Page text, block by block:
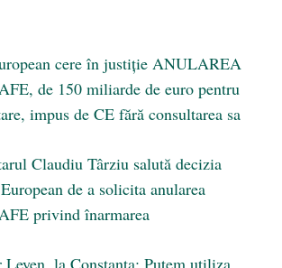
cere în justiție ANULAREA
de 150 miliarde de euro pentru
impus de CE fără consultarea sa
Claudiu Târziu salută decizia
de a solicita anularea
privind înarmarea
la Constanța: Putem utiliza